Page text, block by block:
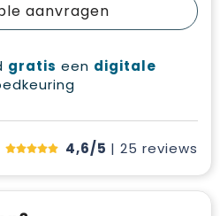
aanvragen
gratis een digitale
4,6/5 | 25 reviews